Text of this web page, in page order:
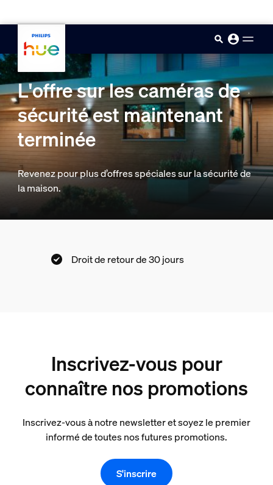
L'offre sur les caméras de
sécurité est maintenant
terminée
Revenez pour plus d’offres spéciales sur la sécurité de
la maison.
Droit de retour de 30 jours
Inscrivez-vous pour
connaître nos promotions
Inscrivez-vous à notre newsletter et soyez le premier
informé de toutes nos futures promotions.
S'inscrire